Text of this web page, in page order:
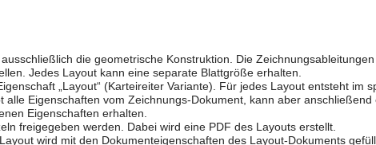
die geometrische Konstruktion. Die
Jedes Layout kann eine separate Blattgröße erhalten.
„Layout“ (Karteireiter Variante). Für jedes Layout entsteht im
alle Eigenschaften vom Zeichnungs-Dokument, kann aber
Eigenschaften erhalten.
freigegeben werden. Dabei wird eine PDF des Layouts erstellt.
wird mit den Dokumenteigenschaften des Layout-Dokuments